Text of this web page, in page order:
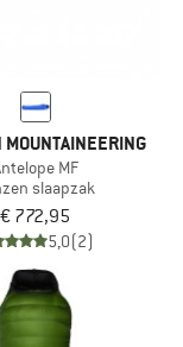
MF
slaapzak
€ 772,95
5,0(2)